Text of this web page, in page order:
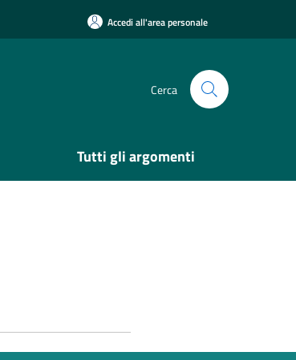
Accedi all'area personale
Cerca
Tutti gli argomenti